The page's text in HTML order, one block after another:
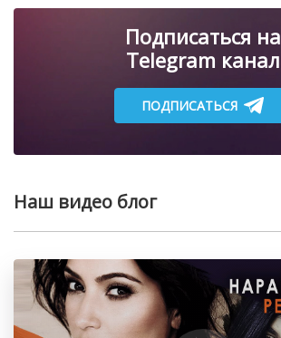
Подписаться на
Telegram канал
ПОДПИСАТЬСЯ
Наш видео блог